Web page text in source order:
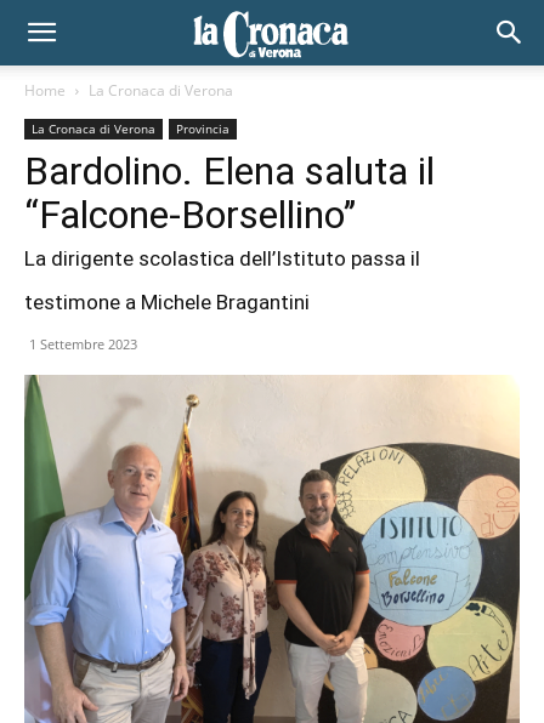
Home La Cronaca di Verona
La Cronaca di Verona Provincia
Bardolino. Elena saluta il
“Falcone-Borsellino’’
La dirigente scolastica dell’Istituto passa il
testimone a Michele Bragantini
1 Settembre 2023